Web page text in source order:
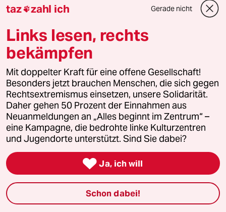
Schulter nehmen.
Für die USA zum Vergleich - der
Vietnamkrieg hat 58.000 Menschen
das Leben gekostet, Corona also 10
x so viel!
Mustardman
14.07.2021, 13:40 Uhr
Impfungen wirken hauptsächlich dadurch, dass
sie Infektionen verhindern, zu einem geringeren
milderen Verläufen führen.
Bei ausreichend Geimpften sollte die Inzidenz
taz zahl ich Gerade nicht
Links lesen, rechts
bekämpfen
Mit doppelter Kraft für eine offene Gesellschaft!
Besonders jetzt brauchen Menschen, die sich gegen
Rechtsextremismus einsetzen, unsere Solidarität.
Daher gehen 50 Prozent der Einnahmen aus
Neuanmeldungen an „Alles beginnt im Zentrum“ –
eine Kampagne, die bedrohte linke Kulturzentren
und Jugendorte unterstützt. Sind Sie dabei?
 Ja, ich will
Schon dabei!